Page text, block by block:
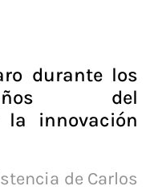
durante los
del
la innovación
de Carlos